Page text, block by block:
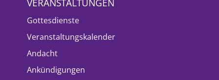
Gottesdienste
Veranstaltungskalender
Andacht
Ankündigungen